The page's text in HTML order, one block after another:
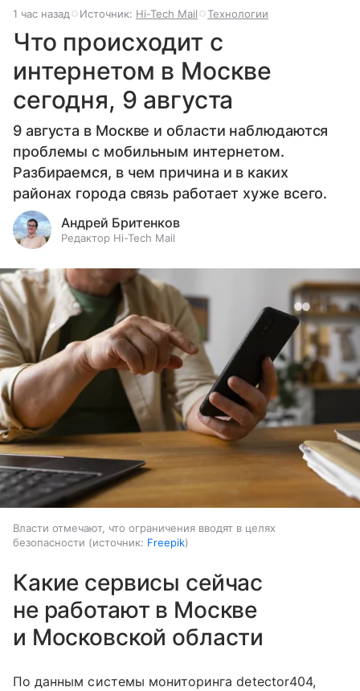
1 час назад Источник: Hi-Tech Mail Технологии
Что происходит с
интернетом в Москве
сегодня, 9 августа
9 августа в Москве и области наблюдаются
проблемы с мобильным интернетом.
Разбираемся, в чем причина и в каких
районах города связь работает хуже всего.
Андрей Бритенков
Редактор Hi-Tech Mail
Власти отмечают, что ограничения вводят в целях
безопасности
источник: Freepik
Какие сервисы сейчас
не работают в Москве
и Московской области
По данным системы мониторинга detector404,